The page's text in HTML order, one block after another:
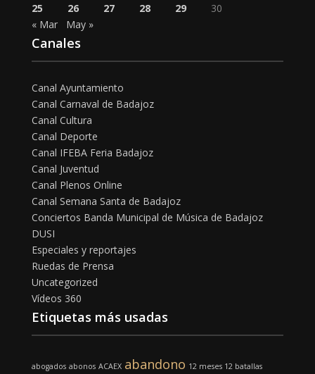
25
26 27 28 29
30
« Mar
May »
Canales
Canal Ayuntamiento
Canal Carnaval de Badajoz
Canal Cultura
Canal Deporte
Canal IFEBA Feria Badajoz
Canal Juventud
Canal Plenos Online
Canal Semana Santa de Badajoz
Conciertos Banda Municipal de Música de Badajoz
DUSI
Especiales y reportajes
Ruedas de Prensa
Uncategorized
Vídeos 360
Etiquetas más usadas
abogados abonos ACAEX abandono 12 meses 12 batallas